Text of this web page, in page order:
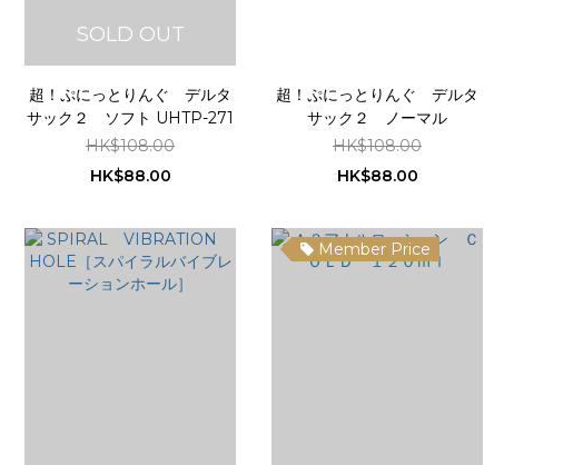
SOLD OUT
超！ぷにっとりんぐ デルタ
サック２ ソフト UHTP-271
HK$108.00
HK$88.00
超！ぷにっとりんぐ デルタ
サック２ ノーマル
HK$108.00
HK$88.00
Member Price